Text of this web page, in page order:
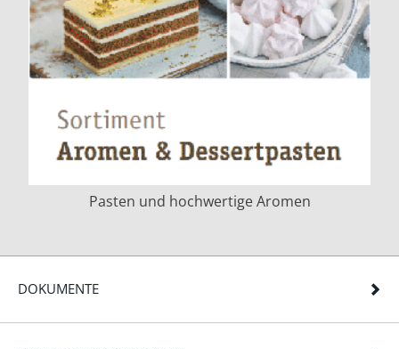
Pasten und hochwertige Aromen
DOKUMENTE